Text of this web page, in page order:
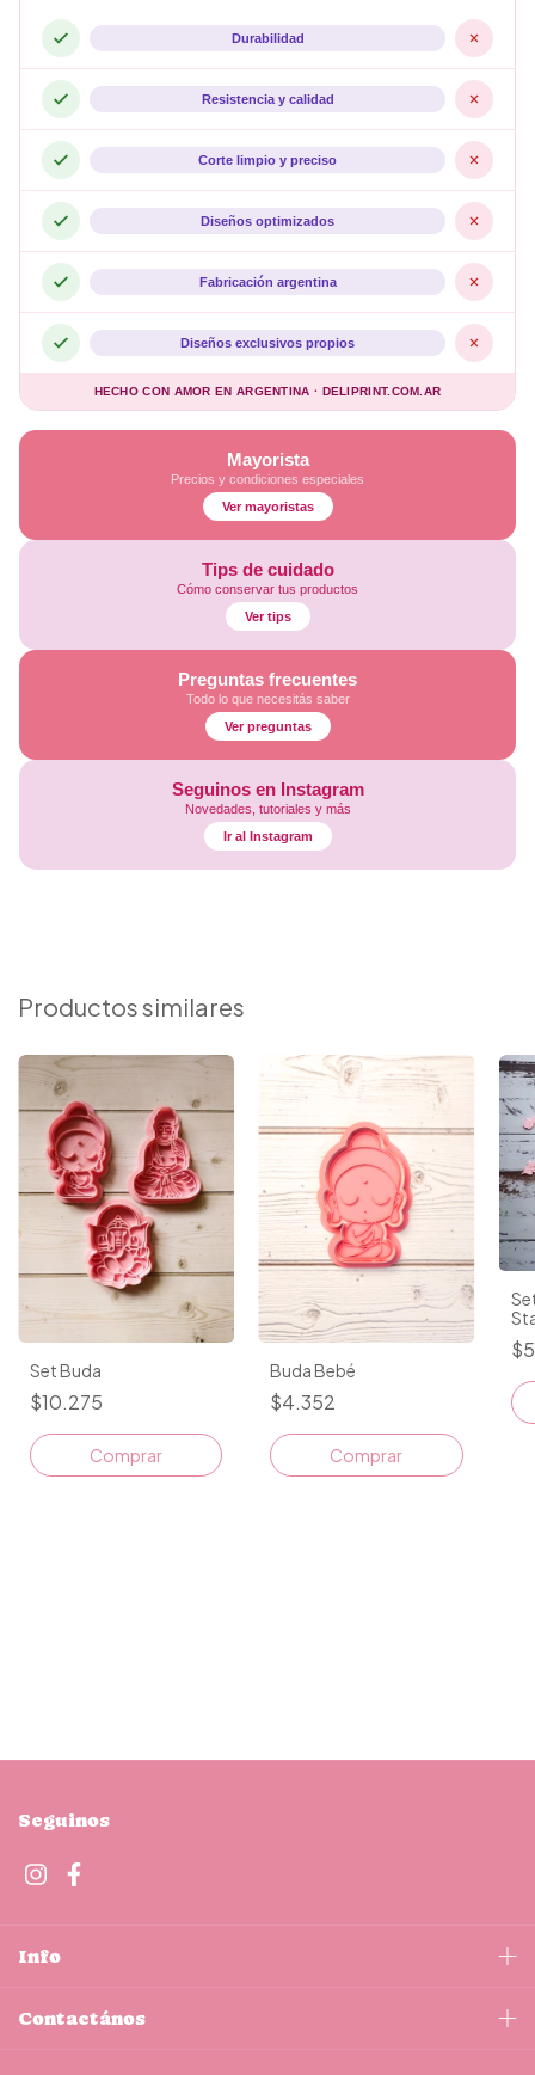
Mayorista
Precios y condiciones especiales
Ver mayoristas
Tips de cuidado
Cómo conservar tus productos
Ver tips
Preguntas frecuentes
Todo lo que necesitás saber
Ver preguntas
Seguinos en Instagram
Novedades, tutoriales y más
Ir al Instagram
Durabilidad
Resistencia y calidad
Corte limpio y preciso
Diseños optimizados
Fabricación argentina
Diseños exclusivos propios
HECHO CON AMOR EN ARGENTINA · DELIPRINT.COM.AR
Productos similares
Set Buda
$10.275
Buda Bebé
$4.352
Comprar
Seguinos
Info
Contactános